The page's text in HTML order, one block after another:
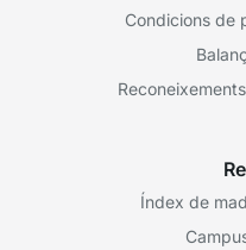
Condicions de
Índex de